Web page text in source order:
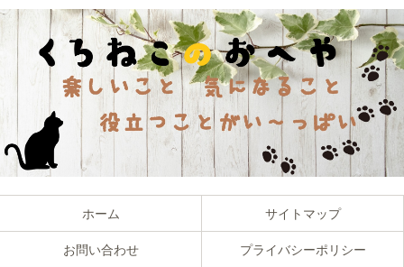
ホーム サイトマップ
お問い合わせ プライバシーポリシー